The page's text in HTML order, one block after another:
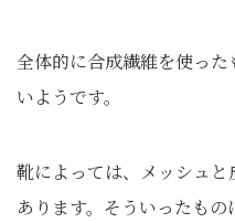
全体的に合成繊維を使っ
いようです。
靴によっては、メッシュ
あります。そういったも